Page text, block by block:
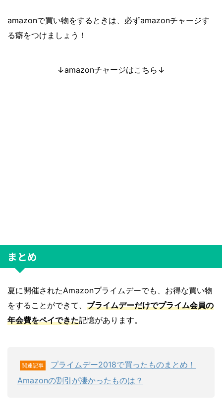
amazonで買い物をするときは、必ずamazonチャージす
る癖をつけましょう！
↓amazonチャージはこちら↓
まとめ
夏に開催されたAmazonプライムデーでも、お得な買い物
をすることができて、 プライムデーだけでプライム会員の
年会費をペイできた記憶があります。
関連記事
プライムデー2018で買ったものまとめ！
Amazonの割引が凄かったものは？